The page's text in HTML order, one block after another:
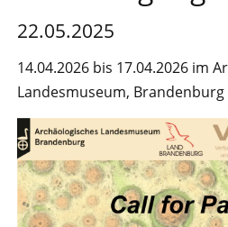
22.05.2025
14.04.2026 bis 17.04.2026 im
Landesmuseum, Brandenburg